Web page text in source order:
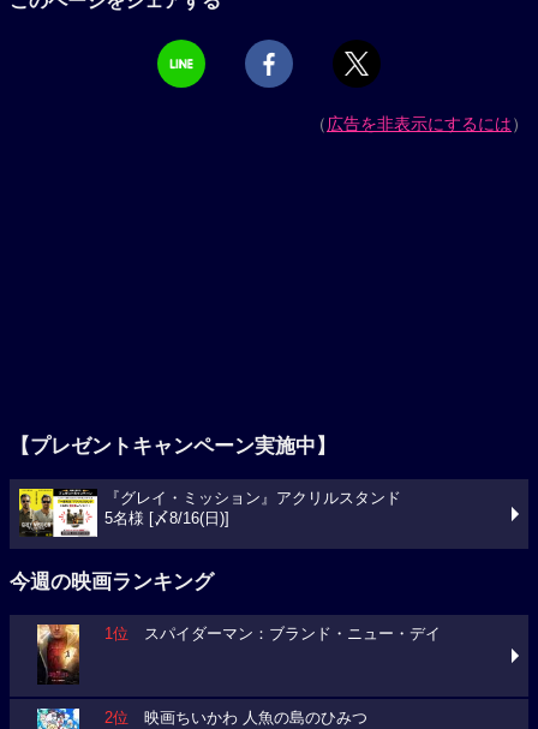
（広告を非表示にするには）
【プレゼントキャンペーン実施中】
『グレイ・ミッション』アクリルスタンド
5名様 [〆8/16(日)]
今週の映画ランキング
1位 スパイダーマン：ブランド・ニュー・デイ
2位 映画ちいかわ 人魚の島のひみつ